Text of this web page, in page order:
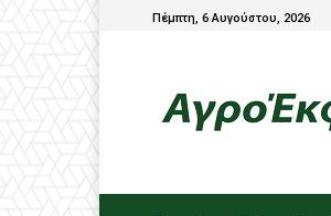
Πέμπτη, 6 Αυγούστου, 2026